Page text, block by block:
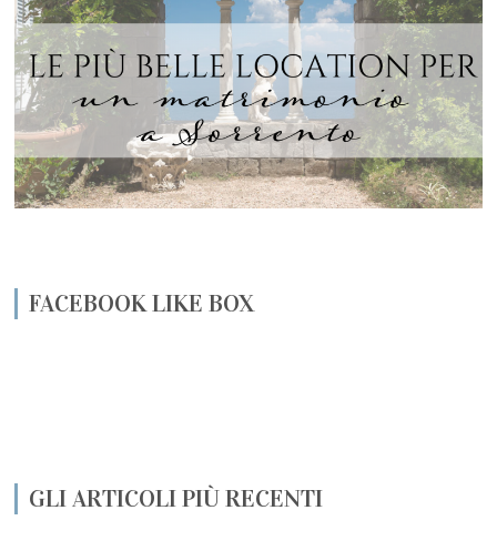
FACEBOOK LIKE BOX
GLI ARTICOLI PIÙ RECENTI